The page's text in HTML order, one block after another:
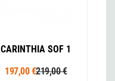
CARINTHIA SOF 1
197,00 €219,00 €